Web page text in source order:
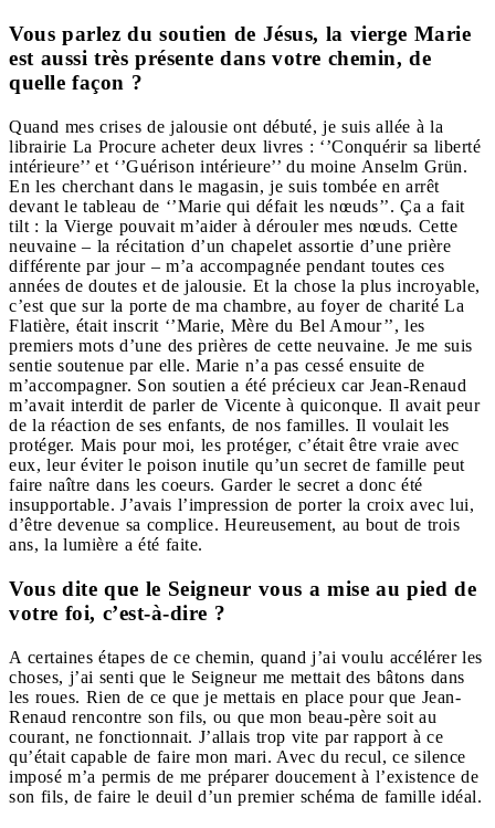
Vous parlez du soutien de Jésus, la vierge Marie
est aussi très présente dans votre chemin, de
quelle façon ?
Quand mes crises de jalousie ont débuté, je suis allée à la
librairie La Procure acheter deux livres : ‘’Conquérir sa liberté
intérieure’’ et ‘’Guérison intérieure’’ du moine Anselm Grün.
En les cherchant dans le magasin, je suis tombée en arrêt
devant le tableau de ‘’Marie qui défait les nœuds’’. Ça a fait
tilt : la Vierge pouvait m’aider à dérouler mes nœuds. Cette
neuvaine – la récitation d’un chapelet assortie d’une prière
différente par jour – m’a accompagnée pendant toutes ces
années de doutes et de jalousie. Et la chose la plus incroyable,
c’est que sur la porte de ma chambre, au foyer de charité La
Flatière, était inscrit ‘’Marie, Mère du Bel Amour’’, les
premiers mots d’une des prières de cette neuvaine. Je me suis
sentie soutenue par elle. Marie n’a pas cessé ensuite de
m’accompagner. Son soutien a été précieux car Jean-Renaud
m’avait interdit de parler de Vicente à quiconque. Il avait peur
de la réaction de ses enfants, de nos familles. Il voulait les
protéger. Mais pour moi, les protéger, c’était être vraie avec
eux, leur éviter le poison inutile qu’un secret de famille peut
faire naître dans les coeurs. Garder le secret a donc été
insupportable. J’avais l’impression de porter la croix avec lui,
d’être devenue sa complice. Heureusement, au bout de trois
ans, la lumière a été faite.
Vous dite que le Seigneur vous a mise au pied de
votre foi, c’est-à-dire ?
A certaines étapes de ce chemin, quand j’ai voulu accélérer les
choses, j’ai senti que le Seigneur me mettait des bâtons dans
les roues. Rien de ce que je mettais en place pour que Jean-
Renaud rencontre son fils, ou que mon beau-père soit au
courant, ne fonctionnait. J’allais trop vite par rapport à ce
qu’était capable de faire mon mari. Avec du recul, ce silence
imposé m’a permis de me préparer doucement à l’existence de
son fils, de faire le deuil d’un premier schéma de famille idéal.